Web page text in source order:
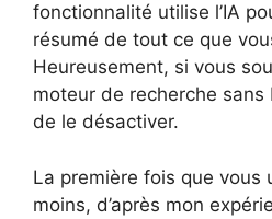
fonctionnalité utilise l’IA
résumé de tout ce que
Heureusement, si vous
moteur de recherche sans
de le désactiver.
La première fois que vous
moins, d’après mon